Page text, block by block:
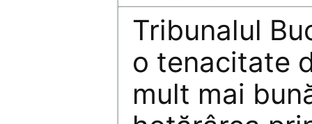
Tribunalul
o tenacitate
mult mai